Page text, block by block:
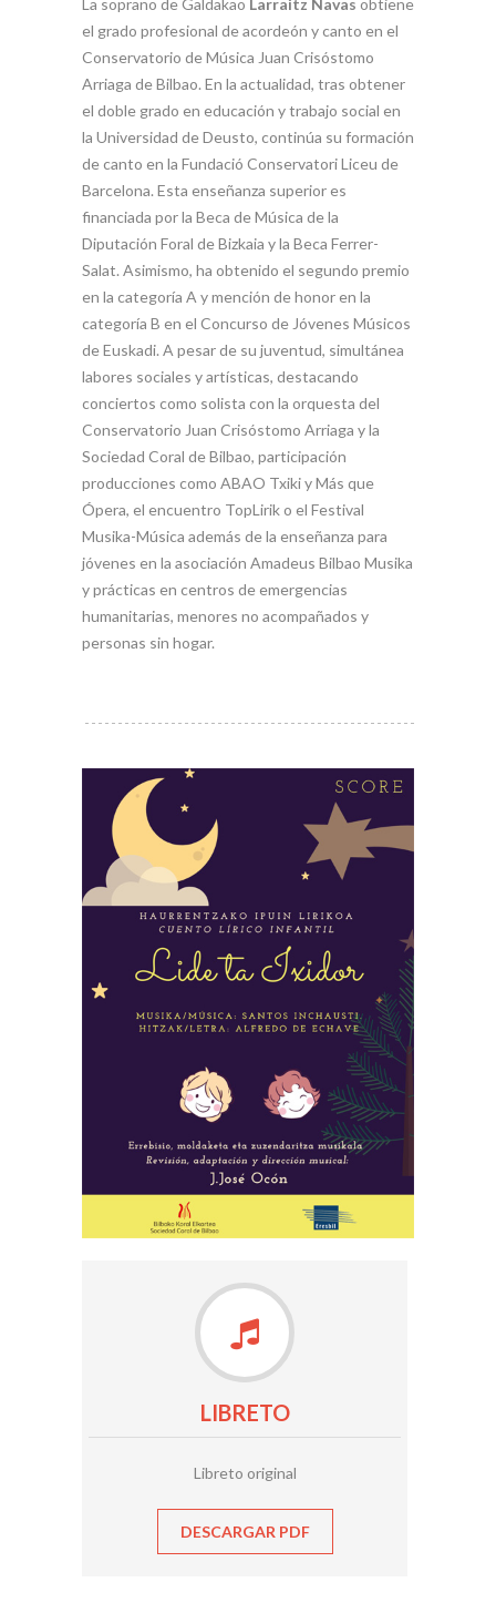
el grado profesional de acordeón y canto en el
Conservatorio de Música Juan Crisóstomo
Arriaga de Bilbao. En la actualidad, tras obtener
el doble grado en educación y trabajo social en
la Universidad de Deusto, continúa su formación
de canto en la Fundació Conservatori Liceu de
Barcelona. Esta enseñanza superior es
financiada por la Beca de Música de la
Diputación Foral de Bizkaia y la Beca Ferrer-
Salat. Asimismo, ha obtenido el segundo premio
en la categoría A y mención de honor en la
categoría B en el Concurso de Jóvenes Músicos
de Euskadi. A pesar de su juventud, simultánea
labores sociales y artísticas, destacando
conciertos como solista con la orquesta del
Conservatorio Juan Crisóstomo Arriaga y la
Sociedad Coral de Bilbao, participación
producciones como ABAO Txiki y Más que
Ópera, el encuentro TopLirik o el Festival
Musika-Música además de la enseñanza para
jóvenes en la asociación Amadeus Bilbao Musika
y prácticas en centros de emergencias
humanitarias, menores no acompañados y
personas sin hogar.
LIBRETO
Libreto original
DESCARGAR PDF